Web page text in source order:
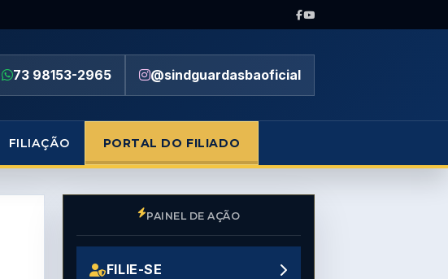
73 98153-2965 @sindguardasbaoficial
FILIAÇÃO PORTAL DO FILIADO
PAINEL DE AÇÃO
FILIE-SE